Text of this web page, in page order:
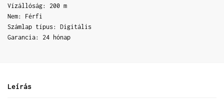
Vízállóság: 200 m
Nem: Férfi
Számlap típus: Digitális
Garancia: 24 hónap
Leírás